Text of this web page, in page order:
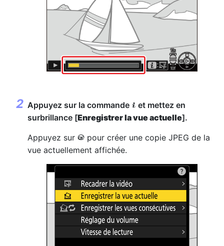
Appuyez sur la commande i et mettez en
surbrillance [Enregistrer la vue actuelle].
Appuyez sur J pour créer une copie JPEG de la
vue actuellement affichée.